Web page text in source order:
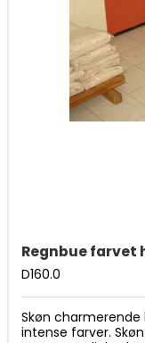
Regnbue farvet
D160.0
Skøn
intense farver.